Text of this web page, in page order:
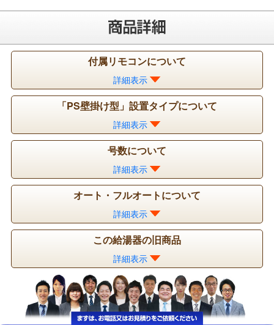
付属リモコンについて
詳細表示
「PS壁掛け型」設置タイプについて
詳細表示
号数について
詳細表示
オート・フルオートについて
詳細表示
この給湯器の旧商品
詳細表示